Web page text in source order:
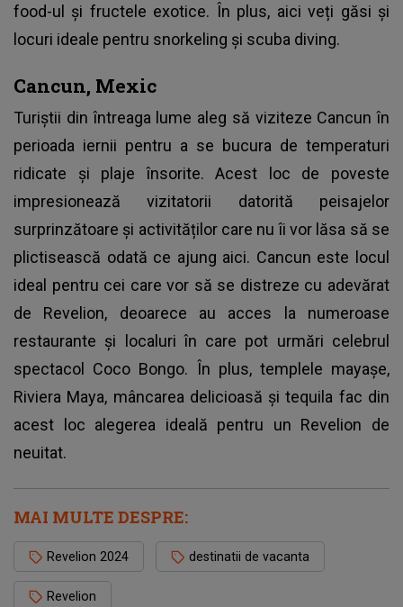
food-ul și fructele exotice. În plus, aici veți găsi și
locuri ideale pentru snorkeling și scuba diving.
Cancun, Mexic
Turiștii din întreaga lume aleg să viziteze Cancun în
perioada iernii pentru a se bucura de temperaturi
ridicate și plaje însorite. Acest loc de poveste
impresionează vizitatorii datorită peisajelor
surprinzătoare și activităților care nu îi vor lăsa să se
plictisească odată ce ajung aici. Cancun este locul
ideal pentru cei care vor să se distreze cu adevărat
de Revelion, deoarece au acces la numeroase
restaurante și localuri în care pot urmări celebrul
spectacol Coco Bongo. În plus, templele mayașe,
Riviera Maya, mâncarea delicioasă și tequila fac din
acest loc alegerea ideală pentru un Revelion de
neuitat.
MAI MULTE DESPRE:
Revelion 2024 destinatii de vacanta
Revelion